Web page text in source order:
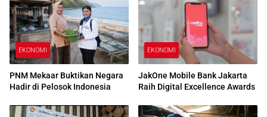
EKONOMI
PNM Mekaar Buktikan Negara
Hadir di Pelosok Indonesia
EKONOMI
JakOne Mobile Bank Jakarta
Raih Digital Excellence Awards